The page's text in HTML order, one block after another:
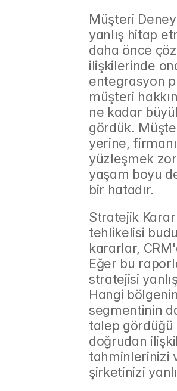
Müşteri
yanlış hitap
daha önce
ilişkilerinde
entegrasyon
müşteri
ne kadar
gördük.
yerine,
yüzleşmek
yaşam boyu
bir hatadır.
Stratejik
tehlikelisi
kararlar,
Eğer bu
stratejisi
Hangi
segmentinin
talep gördüğü
doğrudan
tahminlerinizi
şirketinizi